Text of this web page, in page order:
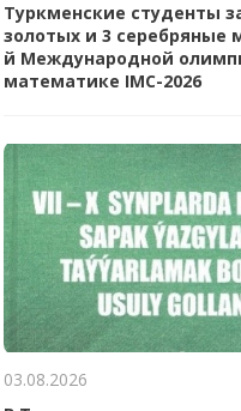
Туркменские студенты
золотых и 3 серебряные
й Международной
математике IMC-2026
03.08.2026